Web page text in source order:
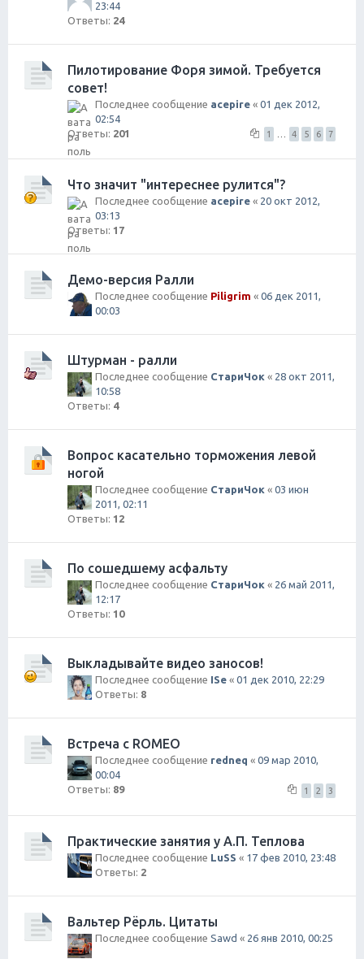
23:44
Ответы: 24
Пилотирование Форя зимой. Требуется
совет!
Последнее сообщение acepire « 01 дек 2012,
02:54
Ответы: 201 1 … 4 5 6 7
Что значит "интереснее рулится"?
Последнее сообщение acepire « 20 окт 2012,
03:13
Ответы: 17
Демо-версия Ралли
Последнее сообщение Piligrim « 06 дек 2011,
00:03
Штурман - ралли
Последнее сообщение СтариЧок « 28 окт 2011,
10:58
Ответы: 4
Вопрос касательно торможения левой
ногой
Последнее сообщение СтариЧок « 03 июн
2011, 02:11
Ответы: 12
По сошедшему асфальту
Последнее сообщение СтариЧок « 26 май 2011,
12:17
Ответы: 10
Выкладывайте видео заносов!
Последнее сообщение ISe « 01 дек 2010, 22:29
Ответы: 8
Встреча с ROMEO
Последнее сообщение redneq « 09 мар 2010,
00:04
Ответы: 89 1 2 3
Практические занятия у А.П. Теплова
Последнее сообщение LuSS « 17 фев 2010, 23:48
Ответы: 2
Вальтер Рёрль. Цитаты
Последнее сообщение Sawd « 26 янв 2010, 00:25